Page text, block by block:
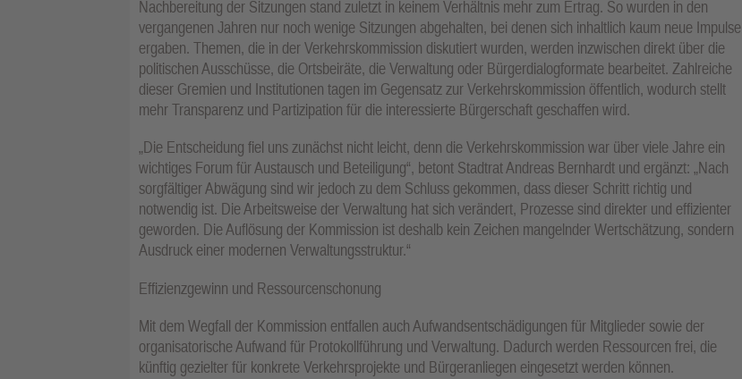
Nachbereitung der Sitzungen stand zuletzt in keinem Verhältnis mehr zum Ertrag. So wurden in den
vergangenen Jahren nur noch wenige Sitzungen abgehalten, bei denen sich inhaltlich kaum neue Impulse
ergaben. Themen, die in der Verkehrskommission diskutiert wurden, werden inzwischen direkt über die
politischen Ausschüsse, die Ortsbeiräte, die Verwaltung oder Bürgerdialogformate bearbeitet. Zahlreiche
dieser Gremien und Institutionen tagen im Gegensatz zur Verkehrskommission öffentlich, wodurch stellt
mehr Transparenz und Partizipation für die interessierte Bürgerschaft geschaffen wird.
„Die Entscheidung fiel uns zunächst nicht leicht, denn die Verkehrskommission war über viele Jahre ein
wichtiges Forum für Austausch und Beteiligung“, betont Stadtrat Andreas Bernhardt und ergänzt: „Nach
sorgfältiger Abwägung sind wir jedoch zu dem Schluss gekommen, dass dieser Schritt richtig und
notwendig ist. Die Arbeitsweise der Verwaltung hat sich verändert, Prozesse sind direkter und effizienter
geworden. Die Auflösung der Kommission ist deshalb kein Zeichen mangelnder Wertschätzung, sondern
Ausdruck einer modernen Verwaltungsstruktur.“
Effizienzgewinn und Ressourcenschonung
Mit dem Wegfall der Kommission entfallen auch Aufwandsentschädigungen für Mitglieder sowie der
organisatorische Aufwand für Protokollführung und Verwaltung. Dadurch werden Ressourcen frei, die
künftig gezielter für konkrete Verkehrsprojekte und Bürgeranliegen eingesetzt werden können.